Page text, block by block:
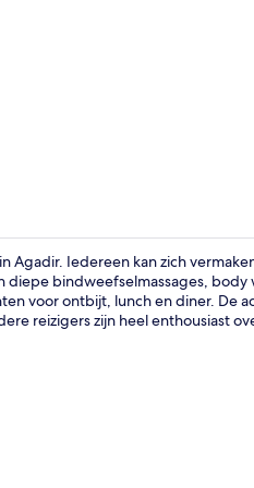
Agadir. Iedereen kan zich
diepe bindweefselmassages, body
voor ontbijt, lunch en diner. De
reizigers zijn heel enthousiast